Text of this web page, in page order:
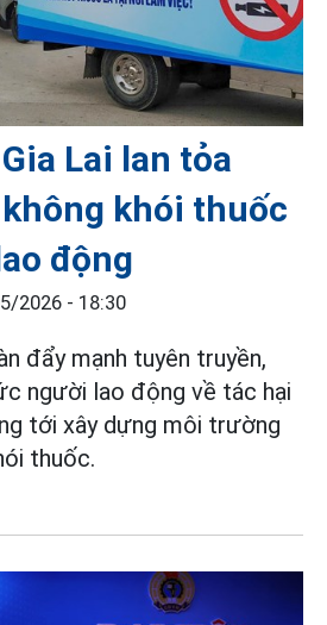
Lai lan tỏa
khói thuốc
động
2026 - 18:30
đẩy mạnh tuyên truyền,
người lao động về tác hại
tới xây dựng môi trường
thuốc.